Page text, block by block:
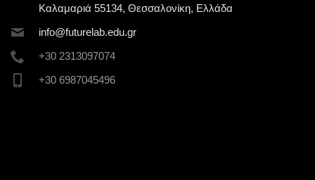
Καλαμαριά 55134, Θεσσαλονίκη, Ελλάδα
info@futurelab.edu.gr
+30 2313097074
+30 6987045496